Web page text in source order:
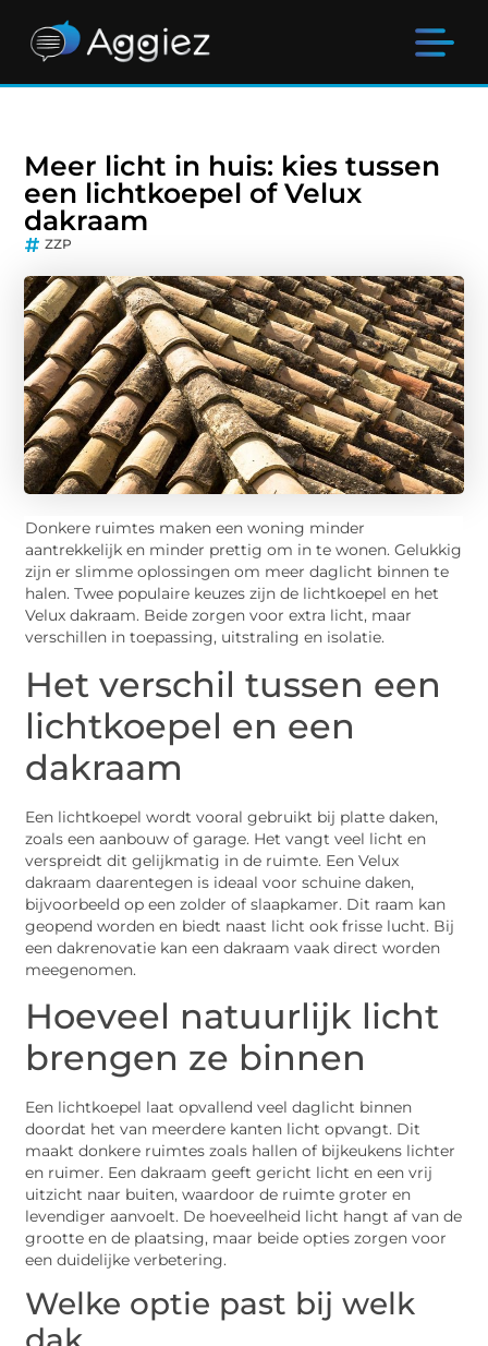
Meer licht in huis: kies tussen
een lichtkoepel of Velux
dakraam
ZZP
Donkere ruimtes maken een woning minder
aantrekkelijk en minder prettig om in te wonen. Gelukkig
zijn er slimme oplossingen om meer daglicht binnen te
halen. Twee populaire keuzes zijn de lichtkoepel en het
Velux dakraam. Beide zorgen voor extra licht, maar
verschillen in toepassing, uitstraling en isolatie.
Het verschil tussen een
lichtkoepel en een
dakraam
Een lichtkoepel wordt vooral gebruikt bij platte daken,
zoals een aanbouw of garage. Het vangt veel licht en
verspreidt dit gelijkmatig in de ruimte. Een Velux
dakraam daarentegen is ideaal voor schuine daken,
bijvoorbeeld op een zolder of slaapkamer. Dit raam kan
geopend worden en biedt naast licht ook frisse lucht. Bij
een dakrenovatie kan een dakraam vaak direct worden
meegenomen.
Hoeveel natuurlijk licht
brengen ze binnen
Een lichtkoepel laat opvallend veel daglicht binnen
doordat het van meerdere kanten licht opvangt. Dit
maakt donkere ruimtes zoals hallen of bijkeukens lichter
en ruimer. Een dakraam geeft gericht licht en een vrij
uitzicht naar buiten, waardoor de ruimte groter en
levendiger aanvoelt. De hoeveelheid licht hangt af van de
grootte en de plaatsing, maar beide opties zorgen voor
een duidelijke verbetering.
Welke optie past bij welk